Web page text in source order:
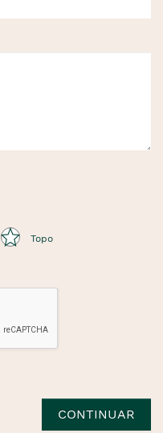
Topo
CONTINUAR